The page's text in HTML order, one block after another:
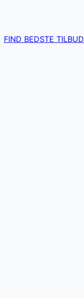
FIND BEDSTE TILBUD